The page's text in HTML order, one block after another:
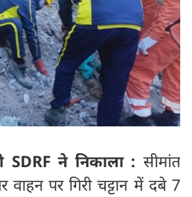
SDRF ने निकाला : सीमांत
वाहन पर गिरी चट्टान में दबे 7